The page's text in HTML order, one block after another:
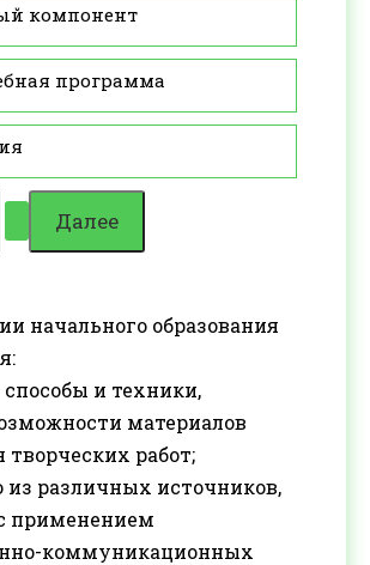
компонент
программа
начального образования
и техники,
материалов
творческих работ;
различных источников,
применением
коммуникационных